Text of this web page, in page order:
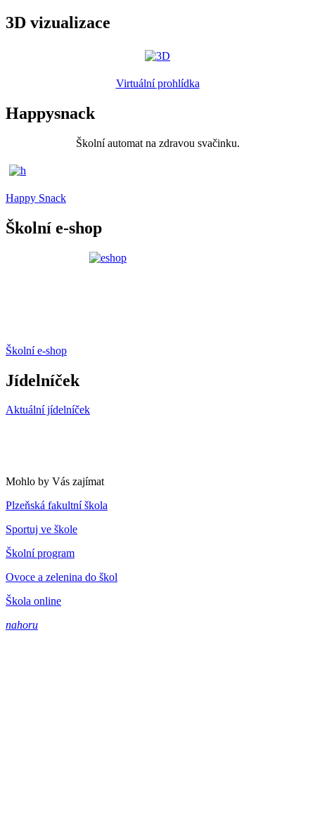
3D vizualizace
Virtuální prohlídka
Happysnack
Školní automat na zdravou svačinku.
Happy Snack
Školní e-shop
Školní e-shop
Jídelníček
Aktuální jídelníček
Mohlo by Vás zajímat
Plzeňská fakultní škola
Sportuj ve škole
Školní program
Ovoce a zelenina do škol
Škola online
nahoru